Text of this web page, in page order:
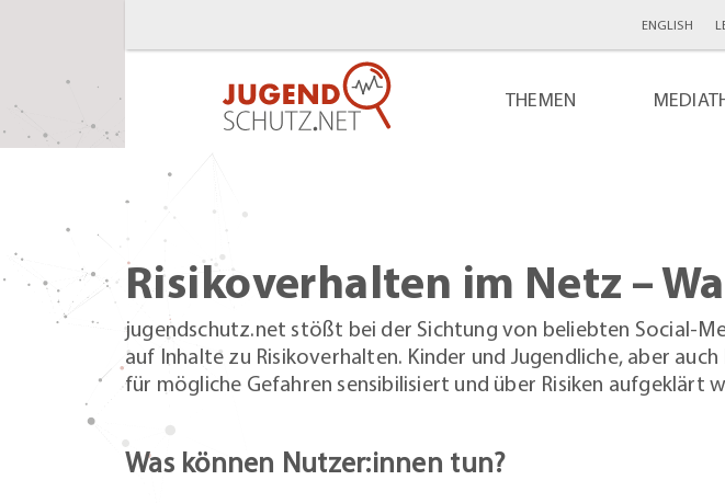
ENGLISH
THEMEN
Risikoverhalten im Netz –
jugendschutz.net stößt bei der Sichtung von beliebten Social-
auf Inhalte zu Risikoverhalten. Kinder und Jugendliche, aber
für mögliche Gefahren sensibilisiert und über Risiken aufgeklärt
Was können Nutzer:innen tun?